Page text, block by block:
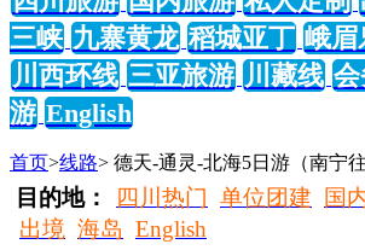
三峡 九寨黄龙 稻城亚丁 峨眉
川西环线 三亚旅游 川藏线
游 English
首页>线路> 德天-通灵-北海5日游（南宁往
目的地： 四川热门 单位团建 国
出境 海岛 English